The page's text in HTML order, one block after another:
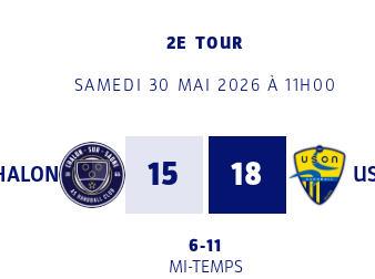
2E TOUR
SAMEDI 30 MAI 2026 À 11H00
15 18
6-11
MI-TEMPS